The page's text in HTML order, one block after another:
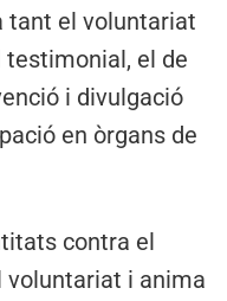
tant el voluntariat
el de
i divulgació
en òrgans de
contra el
voluntariat i anima